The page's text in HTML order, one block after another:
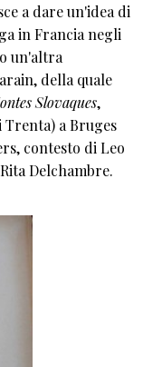
a dare un'idea di
in Francia negli
un'altra
della quale
Slovaques,
Trenta) a Bruges
contesto di Leo
Delchambre.